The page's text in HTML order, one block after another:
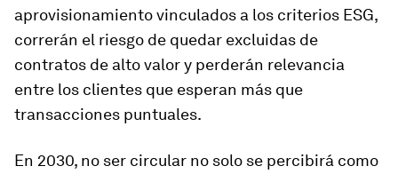
aprovisionamiento vinculados a los criterios ESG,
correrán el riesgo de quedar excluidas de
contratos de alto valor y perderán relevancia
entre los clientes que esperan más que
transacciones puntuales.
En 2030, no ser circular no solo se percibirá como